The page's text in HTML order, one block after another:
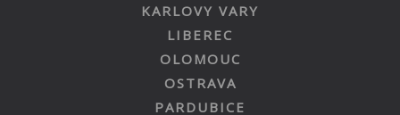
KARLOVY VARY
LIBEREC
OLOMOUC
OSTRAVA
PARDUBICE